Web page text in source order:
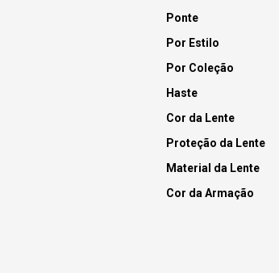
Ponte
Por Estilo
Por Coleção
Haste
Cor da Lente
Proteção da Lente
Material da Lente
Cor da Armação